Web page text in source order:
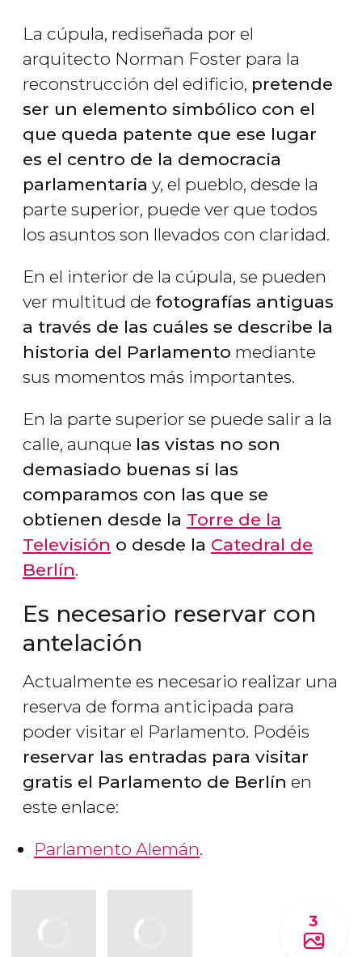
La cúpula, rediseñada por el
arquitecto Norman Foster para la
reconstrucción del edificio, pretende
ser un elemento simbólico con el
que queda patente que ese lugar
es el centro de la democracia
parlamentaria y, el pueblo, desde la
parte superior, puede ver que todos
los asuntos son llevados con claridad.
En el interior de la cúpula, se pueden
ver multitud de fotografías antiguas
a través de las cuáles se describe la
historia del Parlamento mediante
sus momentos más importantes.
En la parte superior se puede salir a la
calle, aunque las vistas no son
demasiado buenas si las
comparamos con las que se
obtienen desde la Torre de la
Televisión o desde la Catedral de
Berlín.
Es necesario reservar con
antelación
Actualmente es necesario realizar una
reserva de forma anticipada para
poder visitar el Parlamento. Podéis
reservar las entradas para visitar
gratis el Parlamento de Berlín en
este enlace:
Parlamento Alemán.
3